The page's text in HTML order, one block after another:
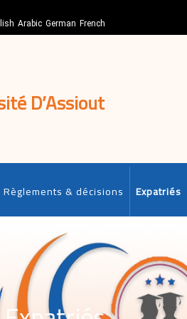
Arabic German French
D’Assiout
Règlements & décisions Expatriés